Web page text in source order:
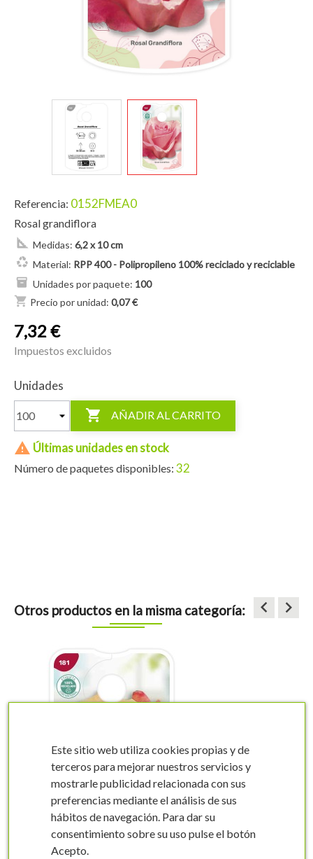
Referencia: 0152FMEA0
Rosal grandiflora
Medidas: 6,2 x 10 cm
Material: RPP 400 - Polipropileno 100% reciclado y reciclable
Unidades por paquete: 100
shopping_cart Precio por unidad: 0,07 €
7,32 €
Impuestos excluidos
Unidades
 AÑADIR AL CARRITO
 Últimas unidades en stock
Número de paquetes disponibles: 32
Otros productos en la misma categoría: keyboard_arrow_left keyboard_arrow_right
Este sitio web utiliza cookies propias y de
terceros para mejorar nuestros servicios y
mostrarle publicidad relacionada con sus
preferencias mediante el análisis de sus
hábitos de navegación. Para dar su
consentimiento sobre su uso pulse el botón
Acepto.